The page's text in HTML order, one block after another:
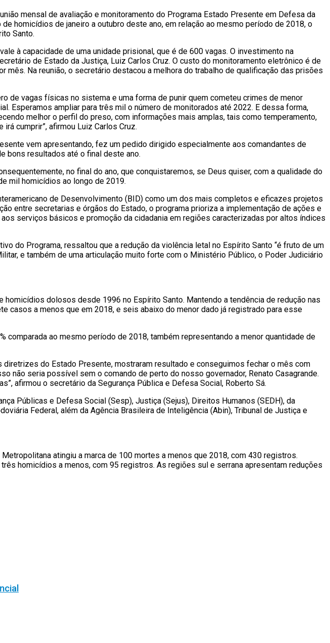
mensal de avaliação e monitoramento do Programa Estado Presente em Defesa da
homicídios de janeiro a outubro deste ano, em relação ao mesmo período de 2018, o
Santo.
à capacidade de uma unidade prisional, que é de 600 vagas. O investimento na
de Estado da Justiça, Luiz Carlos Cruz. O custo do monitoramento eletrônico é de
Na reunião, o secretário destacou a melhora do trabalho de qualificação das prisões
de vagas físicas no sistema e uma forma de punir quem cometeu crimes de menor
Esperamos ampliar para três mil o número de monitorados até 2022. E dessa forma,
melhor o perfil do preso, com informações mais amplas, tais como temperamento,
cumprir”, afirmou Luiz Carlos Cruz.
vem apresentando, fez um pedido dirigido especialmente aos comandantes de
bons resultados até o final deste ano.
no final do ano, que conquistaremos, se Deus quiser, com a qualidade do
mil homicídios ao longo de 2019.
de Desenvolvimento (BID) como um dos mais completos e eficazes projetos
entre secretarias e órgãos do Estado, o programa prioriza a implementação de ações e
serviços básicos e promoção da cidadania em regiões caracterizadas por altos índices
do Programa, ressaltou que a redução da violência letal no Espírito Santo “é fruto de um
e também de uma articulação muito forte com o Ministério Público, o Poder Judiciário
dolosos desde 1996 no Espírito Santo. Mantendo a tendência de redução nas
a menos que em 2018, e seis abaixo do menor dado já registrado para esse
comparada ao mesmo período de 2018, também representando a menor quantidade de
do Estado Presente, mostraram resultado e conseguimos fechar o mês com
não seria possível sem o comando de perto do nosso governador, Renato Casagrande.
afirmou o secretário da Segurança Pública e Defesa Social, Roberto Sá.
Públicas e Defesa Social (Sesp), Justiça (Sejus), Direitos Humanos (SEDH), da
Federal, além da Agência Brasileira de Inteligência (Abin), Tribunal de Justiça e
atingiu a marca de 100 mortes a menos que 2018, com 430 registros.
homicídios a menos, com 95 registros. As regiões sul e serrana apresentam reduções